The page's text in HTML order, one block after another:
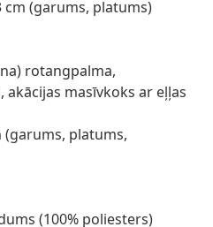
cm (garums, platums)
rotangpalma,
masīvkoks ar eļļas
(garums, platums,
(100% poliesters)